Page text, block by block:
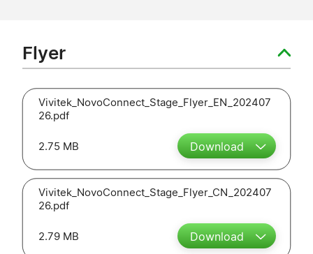
Flyer
Vivitek_NovoConnect_Stage_Flyer_EN_202407
26.pdf
2.75 MB Download
Vivitek_NovoConnect_Stage_Flyer_CN_202407
26.pdf
2.79 MB Download